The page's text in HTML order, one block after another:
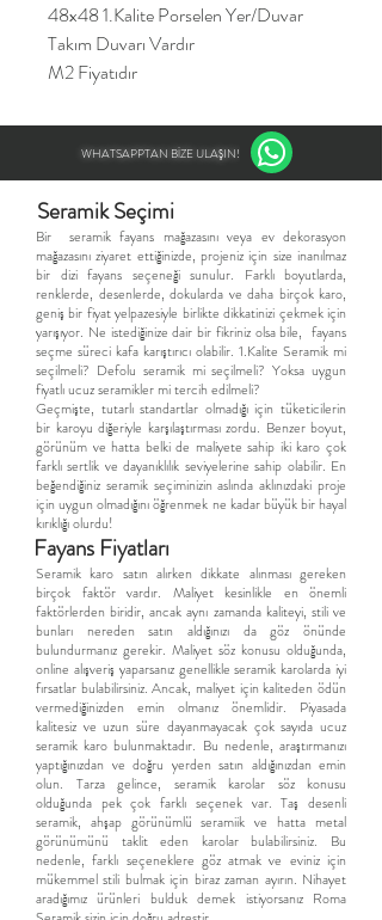
48x48 1.Kalite Porselen Yer/Duvar
Takım Duvarı Vardır
M2 Fiyatıdır
WHATSAPPTAN BİZE ULAŞIN!
Seramik Seçimi
​Bir seramik fayans mağazasını veya ev dekorasyon
mağazasını ziyaret ettiğinizde, projeniz için size inanılmaz
bir dizi fayans seçeneği sunulur. Farklı boyutlarda,
renklerde, desenlerde, dokularda ve daha birçok karo,
geniş bir fiyat yelpazesiyle birlikte dikkatinizi çekmek için
yarışıyor. Ne istediğinize dair bir fikriniz olsa bile, fayans
seçme süreci kafa karıştırıcı olabilir. 1.Kalite Seramik mi
seçilmeli? Defolu seramik mi seçilmeli? Yoksa uygun
fiyatlı ucuz seramikler mi tercih edilmeli?
Geçmişte, tutarlı standartlar olmadığı için tüketicilerin
bir karoyu diğeriyle karşılaştırması zordu. Benzer boyut,
görünüm ve hatta belki de maliyete sahip iki karo çok
farklı sertlik ve dayanıklılık seviyelerine sahip olabilir. En
beğendiğiniz seramik seçiminizin aslında aklınızdaki proje
için uygun olmadığını öğrenmek ne kadar büyük bir hayal
kırıklığı olurdu!
Fayans Fiyatları
Seramik karo satın alırken dikkate alınması gereken
birçok faktör vardır. Maliyet kesinlikle en önemli
faktörlerden biridir, ancak aynı zamanda kaliteyi, stili ve
bunları nereden satın aldığınızı da göz önünde
bulundurmanız gerekir. Maliyet söz konusu olduğunda,
online alışveriş yaparsanız genellikle seramik karolarda iyi
fırsatlar bulabilirsiniz. Ancak, maliyet için kaliteden ödün
vermediğinizden emin olmanız önemlidir. Piyasada
kalitesiz ve uzun süre dayanmayacak çok sayıda ucuz
seramik karo bulunmaktadır. Bu nedenle, araştırmanızı
yaptığınızdan ve doğru yerden satın aldığınızdan emin
olun. Tarza gelince, seramik karolar söz konusu
olduğunda pek çok farklı seçenek var. Taş desenli
seramik, ahşap görünümlü seramiik ve hatta metal
görünümünü taklit eden karolar bulabilirsiniz. Bu
nedenle, farklı seçeneklere göz atmak ve eviniz için
mükemmel stili bulmak için biraz zaman ayırın. Nihayet
aradığımız ürünleri bulduk demek istiyorsanız Roma